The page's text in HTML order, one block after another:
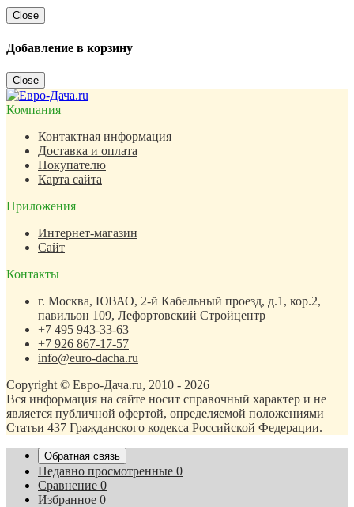
Close
Добавление в корзину
Close
Компания
Контактная информация
Доставка и оплата
Покупателю
Карта сайта
Приложения
Интернет-магазин
Сайт
Контакты
г. Москва, ЮВАО, 2-й Кабельный проезд, д.1, кор.2,
павильон 109, Лефортовский Стройцентр
+7 495 943-33-63
+7 926 867-17-57
info@euro-dacha.ru
Copyright © Евро-Дача.ru, 2010 - 2026
Вся информация на сайте носит справочный характер и не
является публичной офертой, определяемой положениями
Статьи 437 Гражданского кодекса Российской Федерации.
Обратная связь
Недавно просмотренные 0
Сравнение 0
Избранное 0